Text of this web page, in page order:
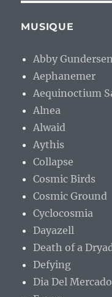
MUSIQUE
Abby Gundersen
Aephanemer
Aequinoctium
Alnea
Alwaid
Aythis
Collapse
Cosmic Birds
Cosmic Ground
Cyclocosmia
Dayazell
Death of a
Defying
Dia Del Mercado